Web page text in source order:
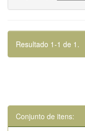
Resultado 1-1 de 1.
Conjunto de itens: